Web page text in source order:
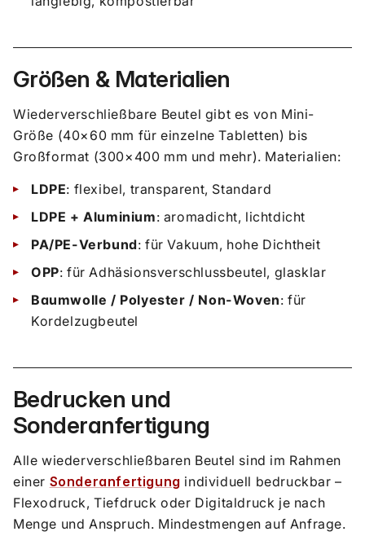
Größen & Materialien
Wiederverschließbare Beutel gibt es von Mini-
Größe (40×60 mm für einzelne Tabletten) bis
Großformat (300×400 mm und mehr). Materialien:
LDPE: flexibel, transparent, Standard
LDPE + Aluminium: aromadicht, lichtdicht
PA/PE-Verbund: für Vakuum, hohe Dichtheit
OPP: für Adhäsionsverschlussbeutel, glasklar
Baumwolle / Polyester / Non-Woven: für
Kordelzugbeutel
Bedrucken und
Sonderanfertigung
Alle wiederverschließbaren Beutel sind im Rahmen
einer Sonderanfertigung individuell bedruckbar –
Flexodruck, Tiefdruck oder Digitaldruck je nach
Menge und Anspruch. Mindestmengen auf Anfrage.